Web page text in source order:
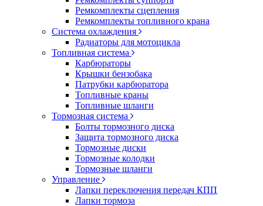
Ремкомплекты сцепления
Ремкомплекты топливного крана
Система охлаждения
Радиаторы для мотоцикла
Топливная система
Карбюраторы
Крышки бензобака
Патрубки карбюратора
Топливные краны
Топливные шланги
Тормозная система
Болты тормозного диска
Защита тормозного диска
Тормозные диски
Тормозные колодки
Тормозные шланги
Управление
Лапки переключения передач КПП
Лапки тормоза